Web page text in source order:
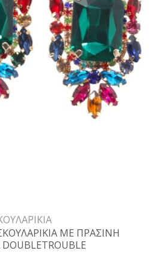
ΜΕ ΠΡΑΣΙΝΗ